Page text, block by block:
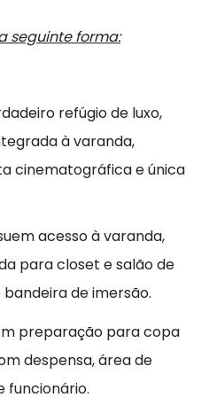
seguinte forma:
refúgio de luxo,
à varanda,
cinematográfica e única
acesso à varanda,
para closet e salão de
de imersão.
preparação para copa
despensa, área de
funcionário.